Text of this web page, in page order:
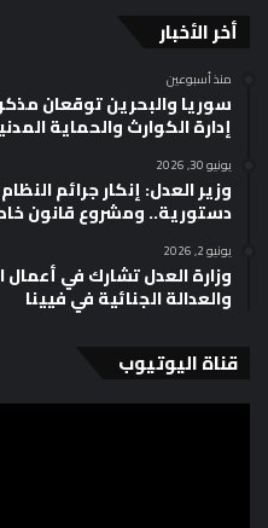
أخر الأخبار
منذ أسبوعين
سوريا والبحرين توقعان
إدارة الكوارث والحماية
يونيو 30, 2026
وزير العدل: إنكار جرائم
دستورية.. ومشروع قانون
يونيو 2, 2026
والعدالة الجنائية في فيينا
قناة اليوتيوب